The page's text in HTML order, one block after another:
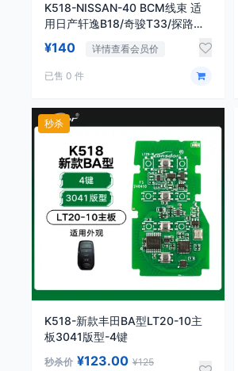
K518-NISSAN-40 BCM线束 适
用日产轩逸B18/奇骏T33/探路
¥140 详情查看会员价
已售 0 件
秒杀
K518-新款丰田BA型LT20-10主
板3041版型-4键
秒杀价 ¥123.00 ¥125